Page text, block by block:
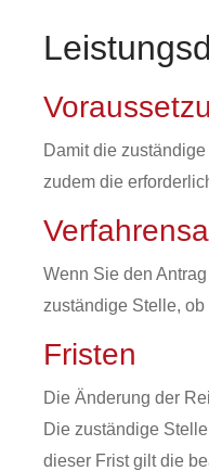
Damit die
zudem die
Wenn Sie den
zuständige Stelle,
Fristen
Die Änderung der
Die zuständige
dieser Frist gilt die